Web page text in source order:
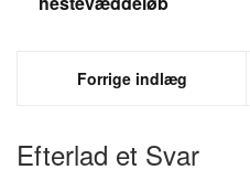
Forrige indlæg
Efterlad et Svar